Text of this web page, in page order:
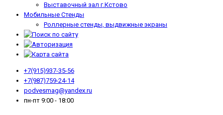
Выставочный зал г.Кстово
Мобильные Стенды
Роллерные стенды, выдвижные экраны
+7(915)937-35-56
+7(987)759-24-14
podvesmag@yandex.ru
пн-пт 9:00 - 18:00